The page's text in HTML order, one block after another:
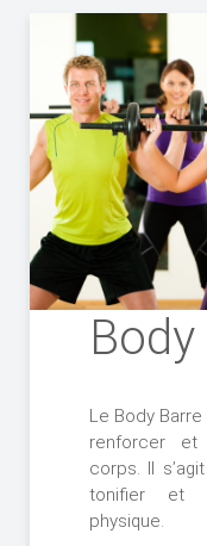
Le Body
renforcer
corps. Il
tonifier et
physique.